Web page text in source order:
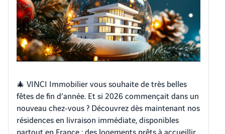
🎄 VINCI Immobilier vous souhaite de très belles
fêtes de fin d’année. Et si 2026 commençait dans un
nouveau chez-vous ? Découvrez dès maintenant nos
résidences en livraison immédiate, disponibles
partout en France : des logements prêts à accueillir